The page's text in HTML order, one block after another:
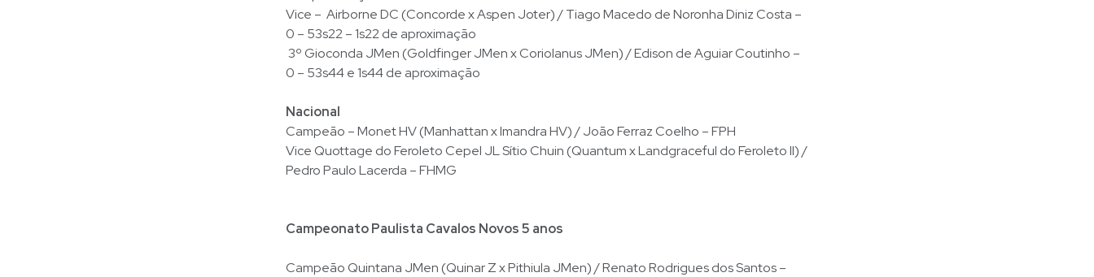
Vice – Airborne DC (Concorde x Aspen Joter) / Tiago Macedo de Noronha Diniz Costa –
0 – 53s22 – 1s22 de aproximação
3º Gioconda JMen (Goldfinger JMen x Coriolanus JMen) / Edison de Aguiar Coutinho –
0 – 53s44 e 1s44 de aproximação
Nacional
Campeão – Monet HV (Manhattan x Imandra HV) / João Ferraz Coelho – FPH
Vice Quottage do Feroleto Cepel JL Sítio Chuin (Quantum x Landgraceful do Feroleto II) /
Pedro Paulo Lacerda – FHMG
Campeonato Paulista Cavalos Novos 5 anos
Campeão Quintana JMen (Quinar Z x Pithiula JMen) / Renato Rodrigues dos Santos –